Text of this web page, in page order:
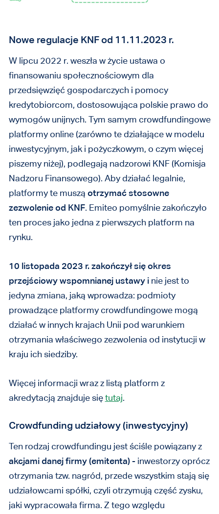
Nowe regulacje KNF od 11.11.2023 r.
W lipcu 2022 r. weszła w życie ustawa o
finansowaniu społecznościowym dla
przedsięwzięć gospodarczych i pomocy
kredytobiorcom, dostosowująca polskie prawo do
wymogów unijnych. Tym samym crowdfundingowe
platformy online (zarówno te działające w modelu
inwestycyjnym, jak i pożyczkowym, o czym więcej
piszemy niżej), podlegają nadzorowi KNF (Komisja
Nadzoru Finansowego). Aby działać legalnie,
platformy te muszą otrzymać stosowne
zezwolenie od KNF. Emiteo pomyślnie zakończyło
ten proces jako jedna z pierwszych platform na
rynku.
10 listopada 2023 r. zakończył się okres
przejściowy wspomnianej ustawy i nie jest to
jedyna zmiana, jaką wprowadza: podmioty
prowadzące platformy crowdfundingowe mogą
działać w innych krajach Unii pod warunkiem
otrzymania właściwego zezwolenia od instytucji w
kraju ich siedziby.
Więcej informacji wraz z listą platform z
akredytacją znajduje siętutaj.
Crowdfunding udziałowy (inwestycyjny)
Ten rodzaj crowdfundingu jest ściśle powiązany z
akcjami danej firmy (emitenta)- inwestorzy oprócz
otrzymania tzw. nagród, przede wszystkim stają się
udziałowcami spółki, czyli otrzymują część zysku,
jaki wypracowała firma. Z tego względu